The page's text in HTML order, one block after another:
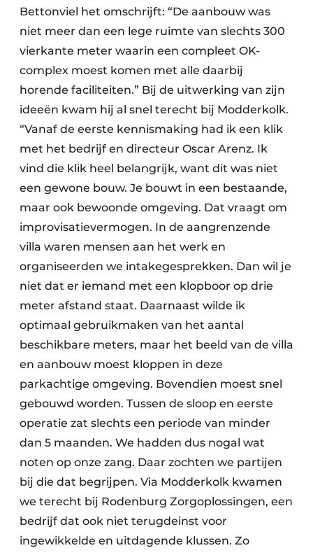
Bettonviel het omschrijft: “De aanbouw was
niet meer dan een lege ruimte van slechts 300
vierkante meter waarin een compleet OK-
complex moest komen met alle daarbij
horende faciliteiten.” Bij de uitwerking van zijn
ideeën kwam hij al snel terecht bij Modderkolk.
“Vanaf de eerste kennismaking had ik een klik
met het bedrijf en directeur Oscar Arenz. Ik
vind die klik heel belangrijk, want dit was niet
een gewone bouw. Je bouwt in een bestaande,
maar ook bewoonde omgeving. Dat vraagt om
improvisatievermogen. In de aangrenzende
villa waren mensen aan het werk en
organiseerden we intakegesprekken. Dan wil je
niet dat er iemand met een klopboor op drie
meter afstand staat. Daarnaast wilde ik
optimaal gebruikmaken van het aantal
beschikbare meters, maar het beeld van de villa
en aanbouw moest kloppen in deze
parkachtige omgeving. Bovendien moest snel
gebouwd worden. Tussen de sloop en eerste
operatie zat slechts een periode van minder
dan 5 maanden. We hadden dus nogal wat
noten op onze zang. Daar zochten we partijen
bij die dat begrijpen. Via Modderkolk kwamen
we terecht bij Rodenburg Zorgoplossingen, een
bedrijf dat ook niet terugdeinst voor
ingewikkelde en uitdagende klussen. Zo